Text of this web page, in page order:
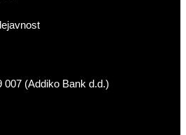
007 (Addiko Bank d.d.)